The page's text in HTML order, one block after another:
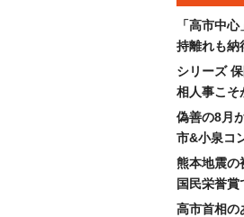
「高市中
持離れも納
シリーズ
相人事こそ
偽善の8月
市&小泉コ
熊本地震
国民栄誉
高市首相